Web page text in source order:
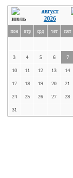
август
2026
пон втр срд чет пят
3 4 5 6 7
10 11 12 13 14
17 18 19 20 21
24 25 26 27 28
31